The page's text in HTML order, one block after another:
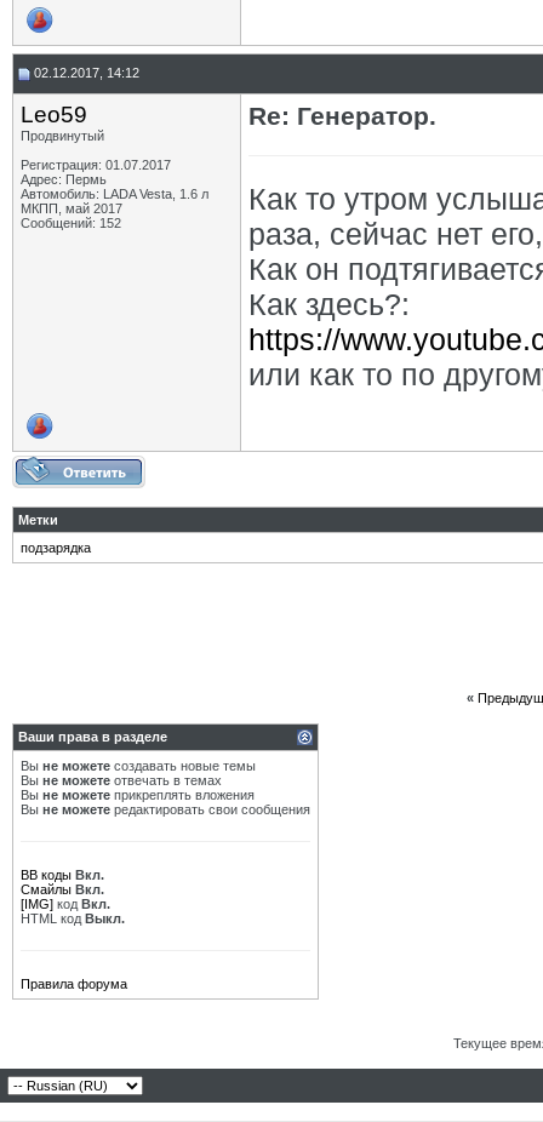
02.12.2017, 14:12
Leo59
Продвинутый
Регистрация: 01.07.2017
Адрес: Пермь
Автомобиль: LADA Vesta, 1.6 л
МКПП, май 2017
Сообщений: 152
Re: Генератор.
Как то утром
раза, сейчас нет
Как он
Как здесь?:
https://
или как то по
Метки
подзарядка
«
Ваши права в разделе
Вы не можете создавать новые темы
Вы не можете отвечать в темах
Вы не можете прикреплять вложения
Вы не можете редактировать свои сообщения
BB коды Вкл.
Смайлы Вкл.
[IMG] код Вкл.
HTML код Выкл.
Правила форума
Текущее